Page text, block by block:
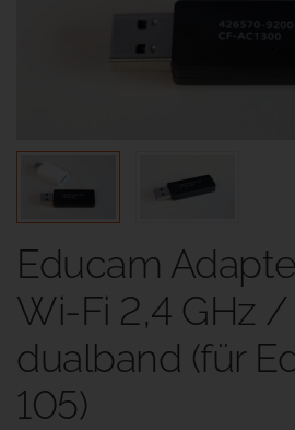
Educam
Wi-Fi 2,4 GHz /
dualband (für
105)